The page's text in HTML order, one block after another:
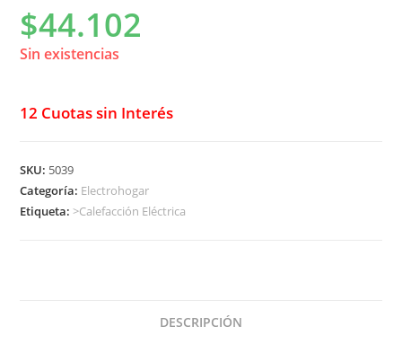
$44.102
Sin existencias
12 Cuotas sin Interés
SKU: 5039
Categoría: Electrohogar
Etiqueta:>Calefacción Eléctrica
DESCRIPCIÓN